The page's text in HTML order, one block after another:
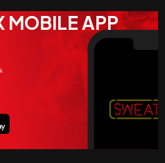
MOBILE APP